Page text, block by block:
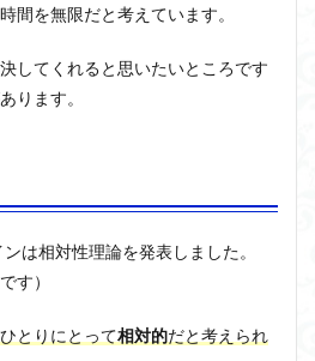
間を無限だと考えています。
してくれると思いたいところです
ります。
ンは相対性理論を発表しました。
す）
とりにとって相対的だと考えられ